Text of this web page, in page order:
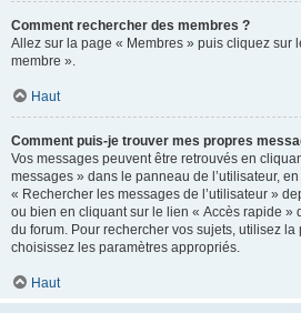
Comment rechercher des membres ?
Allez sur la page « Membres » puis cliquez sur
membre ».
Haut
Comment puis-je trouver mes propres
Vos messages peuvent être retrouvés en
messages » dans le panneau de l’utilisateur,
« Rechercher les messages de l’utilisateur »
ou bien en cliquant sur le lien « Accès rapide »
du forum. Pour rechercher vos sujets, utilisez
choisissez les paramètres appropriés.
Haut